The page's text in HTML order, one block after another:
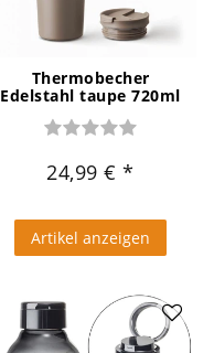
Thermobecher
Edelstahl taupe 720ml
24,99 €
Artikel anzeigen